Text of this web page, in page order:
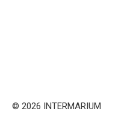
© 2026 INTERMARIUM